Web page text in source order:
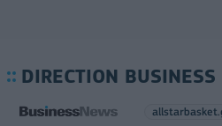
DIRECTION BUSINESS